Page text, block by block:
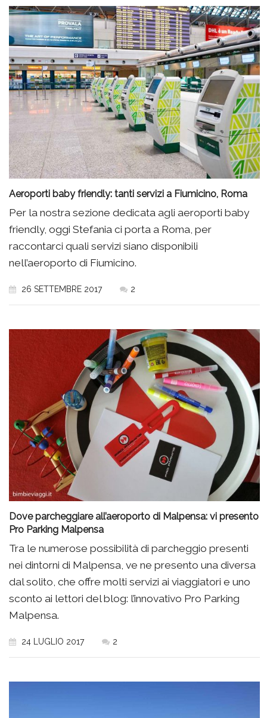
Aeroporti baby friendly: tanti servizi a Fiumicino, Roma
Per la nostra sezione dedicata agli aeroporti baby
friendly, oggi Stefania ci porta a Roma, per
raccontarci quali servizi siano disponibili
nell’aeroporto di Fiumicino.
26 SETTEMBRE 2017 2
Dove parcheggiare all’aeroporto di Malpensa: vi presento
Pro Parking Malpensa
Tra le numerose possibilità di parcheggio presenti
nei dintorni di Malpensa, ve ne presento una diversa
dal solito, che offre molti servizi ai viaggiatori e uno
sconto ai lettori del blog: l’innovativo Pro Parking
Malpensa.
24 LUGLIO 2017 2